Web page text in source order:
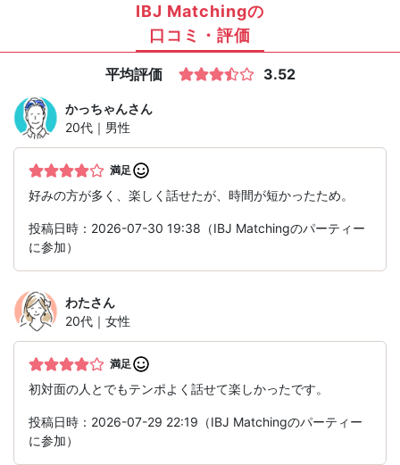
IBJ Matchingの
口コミ・評価
平均評価 3.52
かっちゃんさん
20代｜男性
満足
好みの方が多く、楽しく話せたが、時間が短かったため。
投稿日時：2026-07-30 19:38（IBJ Matchingのパーティー
に参加）
わたさん
20代｜女性
満足
初対面の人とでもテンポよく話せて楽しかったです。
投稿日時：2026-07-29 22:19（IBJ Matchingのパーティー
に参加）